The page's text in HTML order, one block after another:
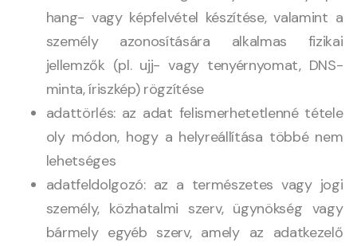
hang- vagy képfelvétel készítése, valamint a
személy azonosítására alkalmas fizikai
jellemzők (pl. ujj- vagy tenyérnyomat, DNS-
minta, íriszkép) rögzítése
adattörlés: az adat felismerhetetlenné tétele
oly módon, hogy a helyreállítása többé nem
lehetséges
adatfeldolgozó: az a természetes vagy jogi
személy, közhatalmi szerv, ügynökség vagy
bármely egyéb szerv, amely az adatkezelő